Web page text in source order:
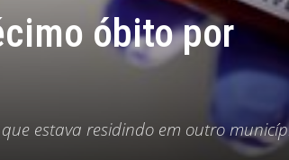
óbito por
estava residindo em outro